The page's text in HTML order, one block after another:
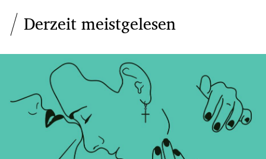
Derzeit meistgelesen